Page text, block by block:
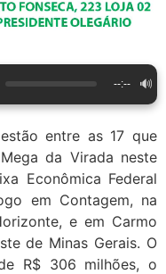
--:-- 🔊
entre as 17 que
da Virada neste
Econômica Federal
em Contagem, na
e em Carmo
de Minas Gerais. O
R$ 306 milhões, o